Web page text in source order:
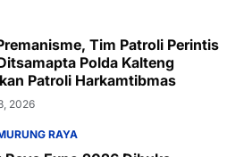
Tim Patroli Perintis
Polda Kalteng
Patroli Harkamtibmas
2026
RAYA